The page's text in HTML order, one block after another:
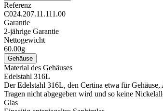
Referenz
C024.207.11.111.00
Garantie
2-jährige Garantie
Nettogewicht
60.00g
Gehäuse
Material des Gehäuses
Edelstahl 316L
Der Edelstahl 316L, den Certina etwa für
Tragen nicht abgegeben wird und so keine
Glas